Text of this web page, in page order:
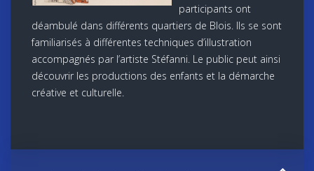
participants ont
déambulé dans différents quartiers de Blois. Ils se sont
familiarisés à différentes techniques d’illustration
accompagnés par l’artiste Stéfanni. Le public peut ainsi
découvrir les productions des enfants et la démarche
créative et culturelle.